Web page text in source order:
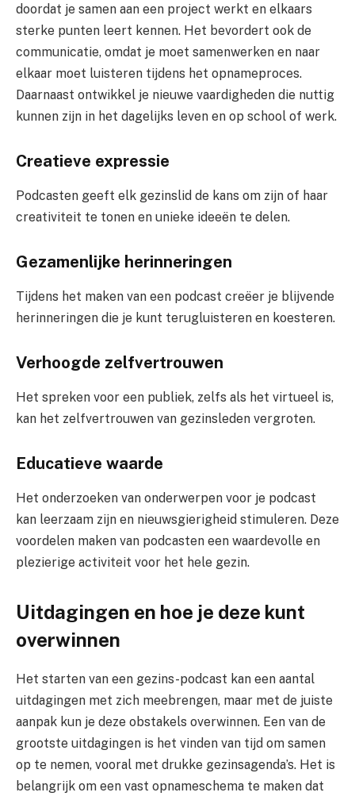
doordat je samen aan een project werkt en elkaars
sterke punten leert kennen. Het bevordert ook de
communicatie, omdat je moet samenwerken en naar
elkaar moet luisteren tijdens het opnameproces.
Daarnaast ontwikkel je nieuwe vaardigheden die nuttig
kunnen zijn in het dagelijks leven en op school of werk.
Creatieve expressie
Podcasten geeft elk gezinslid de kans om zijn of haar
creativiteit te tonen en unieke ideeën te delen.
Gezamenlijke herinneringen
Tijdens het maken van een podcast creëer je blijvende
herinneringen die je kunt terugluisteren en koesteren.
Verhoogde zelfvertrouwen
Het spreken voor een publiek, zelfs als het virtueel is,
kan het zelfvertrouwen van gezinsleden vergroten.
Educatieve waarde
Het onderzoeken van onderwerpen voor je podcast
kan leerzaam zijn en nieuwsgierigheid stimuleren. Deze
voordelen maken van podcasten een waardevolle en
plezierige activiteit voor het hele gezin.
Uitdagingen en hoe je deze kunt
overwinnen
Het starten van een gezins-podcast kan een aantal
uitdagingen met zich meebrengen, maar met de juiste
aanpak kun je deze obstakels overwinnen. Een van de
grootste uitdagingen is het vinden van tijd om samen
op te nemen, vooral met drukke gezinsagenda’s. Het is
belangrijk om een vast opnameschema te maken dat